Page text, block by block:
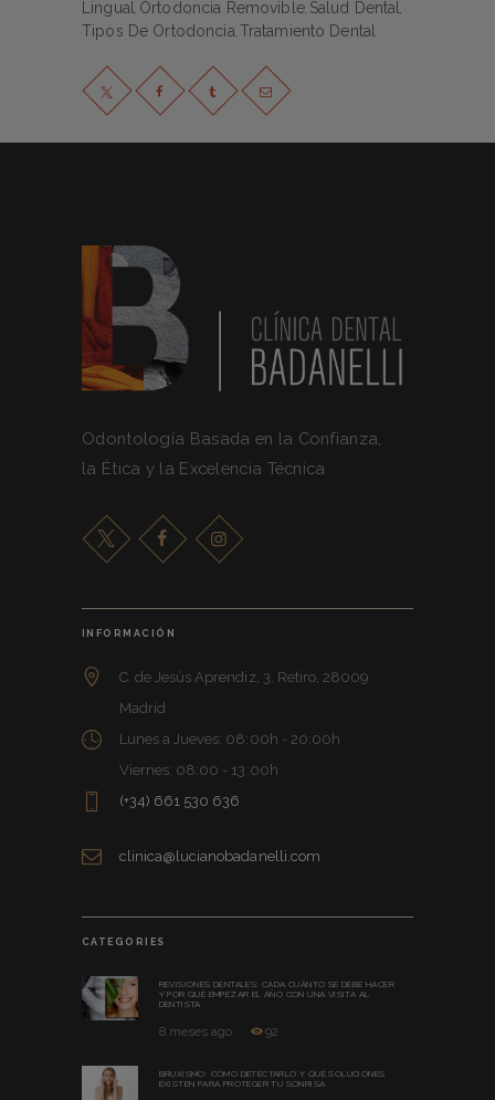
Lingual
Ortodoncia Removible, Salud Dental
Tipos De Ortodoncia Tratamiento Dental
Odontología Basada en la Confianza,
la Ética y la Excelencia Técnica
INFORMACIÓN
C. de Jesús Aprendiz, 3, Retiro, 28009
Madrid
Lunes a Jueves: 08:00h - 20:00h
Viernes: 08:00 - 13:00h
(+34) 661 530 636
clinica@lucianobadanelli.com
CATEGORIES
REVISIONES DENTALES: CADA CUÁNTO SE DEBE HACER
Y POR QUÉ EMPEZAR EL AÑO CON UNA VISITA AL
DENTISTA
8 meses ago 92
BRUXISMO: CÓMO DETECTARLO Y QUÉ SOLUCIONES
EXISTEN PARA PROTEGER TU SONRISA